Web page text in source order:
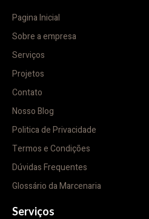
Pagina Inicial
Sobre a empresa
Serviços
Projetos
Contato
Nosso Blog
Politica de Privacidade
Termos e Condições
Dúvidas Frequentes
Glossário da Marcenaria
Serviços